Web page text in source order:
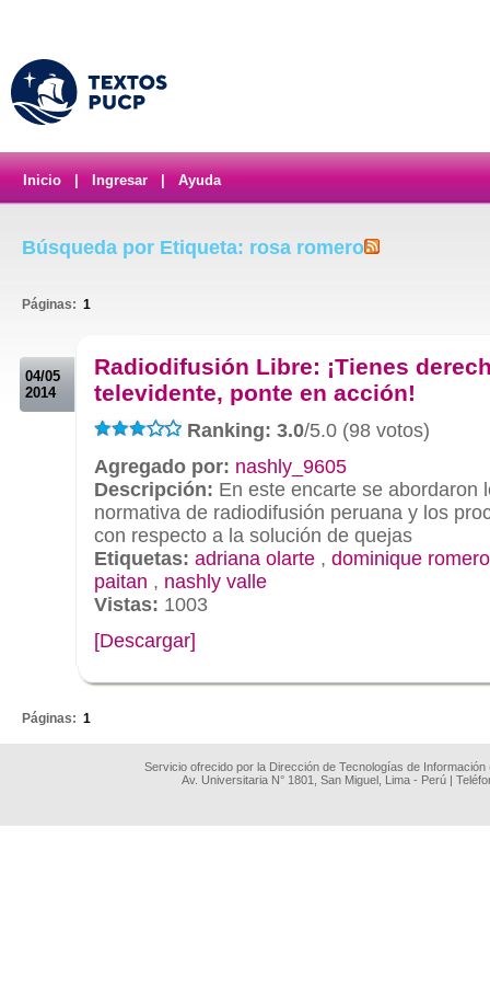
Inicio Ingresar Ayuda
Búsqueda por Etiqueta: rosa romero
Páginas: 1
04/05
2014
Radiodifusión Libre: ¡Tienes
televidente, ponte en acción!
Ranking: 3.0/5.0 (98 votos)
Agregado por: nashly_9605
Descripción: En este encarte se abordaron
normativa de radiodifusión peruana y los
con respecto a la solución de quejas
Etiquetas: adriana olarte , dominique romero
paitan , nashly valle
Vistas: 1003
[Descargar]
Páginas: 1
Servicio ofrecido por la Dirección de Tecnologías de
Av. Universitaria N° 1801, San Miguel, Lima - Perú |